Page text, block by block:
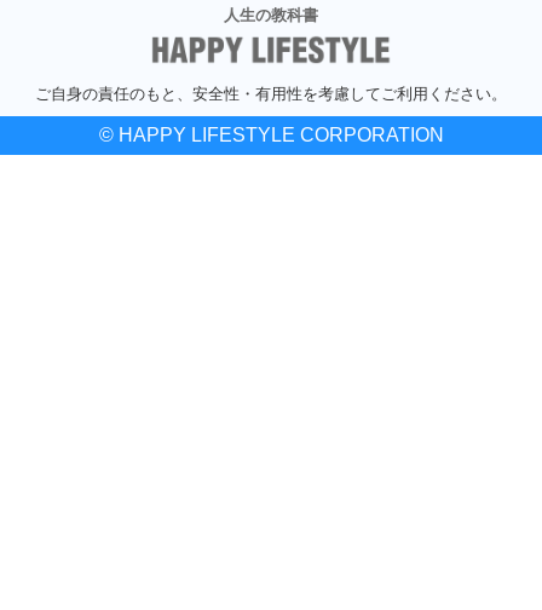
人生の教科書
ご自身の責任のもと、安全性・有用性を考慮してご利用ください。
© HAPPY LIFESTYLE CORPORATION